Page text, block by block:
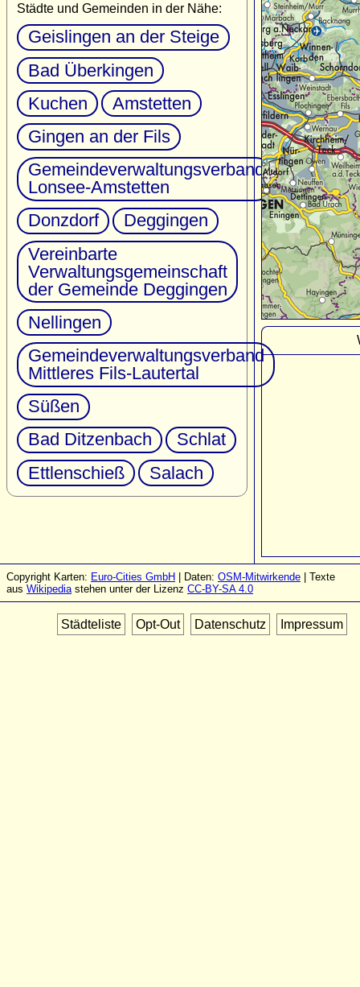
Städte und Gemeinden in der Nähe:
Geislingen an der Steige
Bad Überkingen
Kuchen
Amstetten
Gingen an der Fils
Gemeindeverwaltungsverband
Lonsee-Amstetten
Donzdorf
Deggingen
Vereinbarte
Verwaltungsgemeinschaft
der Gemeinde Deggingen
Nellingen
Gemeindeverwaltungsverband
Mittleres Fils-Lautertal
Süßen
Bad Ditzenbach
Schlat
Ettlenschieß
Salach
Copyright Karten: Euro-Cities GmbH | Daten: OSM-Mitwirkende | Texte
aus Wikipediastehen unter der Lizenz CC-BY-SA 4.0
Städteliste Opt-Out Datenschutz Impressum